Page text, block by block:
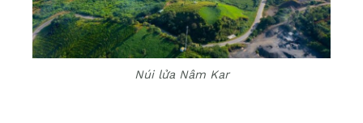
Núi lửa Nâm Kar